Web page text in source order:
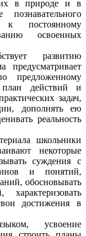
в природе и в
к постоянному
освоенных
развитию
предусматривает
предложенному
план действий и
задач,
дополнять ею
реальность
школьники
некоторые
суждения с
и понятий,
й, обосновывать
достижения в
усвоение